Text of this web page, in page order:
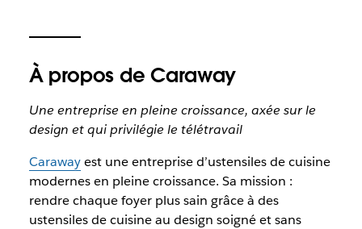
À propos de Caraway
Une entreprise en pleine croissance, axée sur le
design et qui privilégie le télétravail
Carawayest une entreprise d’ustensiles de cuisine
modernes en pleine croissance. Sa mission :
rendre chaque foyer plus sain grâce à des
ustensiles de cuisine au design soigné et sans